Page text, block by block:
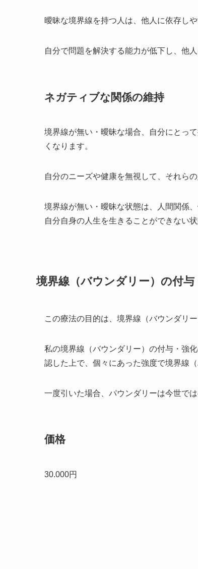
曖昧な境界線を持つ人は、他人に依存しや
自分で問題を解決する能力が低下し、他
ネガティブな関係の維持
境界線が無い・曖昧な場合、自分にとっ
くなります。
自分のニーズや健康を無視して、それら
境界線が無い・曖昧な状態は、人間関係
自分自身の人生を生きることができない状
境界線（バウンダリー）の付与
この療法の目的は、境界線（バウンダリ
私の境界線（バウンダリー）の付与・強
認した上で、個々にあった強度で境界線
一度引いた場合、パウンダリーは今世では
価格
30.000円